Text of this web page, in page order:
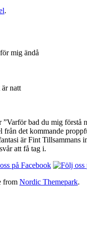
.
mig ändå
natt
bad du mig
det kommande
är Fint Tillsammans
att få tag i.
from Nordic Themepark.